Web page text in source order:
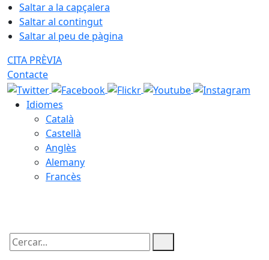
Saltar a la capçalera
Saltar al contingut
Saltar al peu de pàgina
CITA PRÈVIA
Contacte
Idiomes
Català
Castellà
Anglès
Alemany
Francès
Cercar: